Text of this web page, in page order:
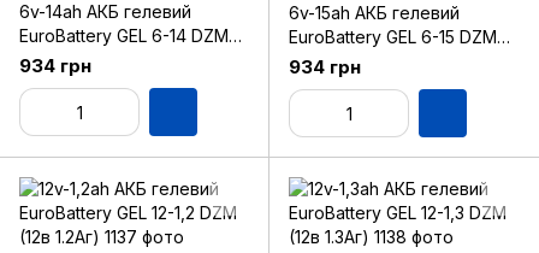
6v-14ah АКБ гелевий
EuroBattery GEL 6-14 DZM
(6в 14Аг)
934 грн
6v-15ah АКБ гелевий
EuroBattery GEL 6-15 DZM
(6в 15Аг)
934 грн